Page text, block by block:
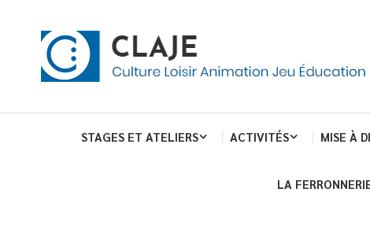
Claje
STAGES ET ATELIERS ACTIVITÉS MISE À
LA